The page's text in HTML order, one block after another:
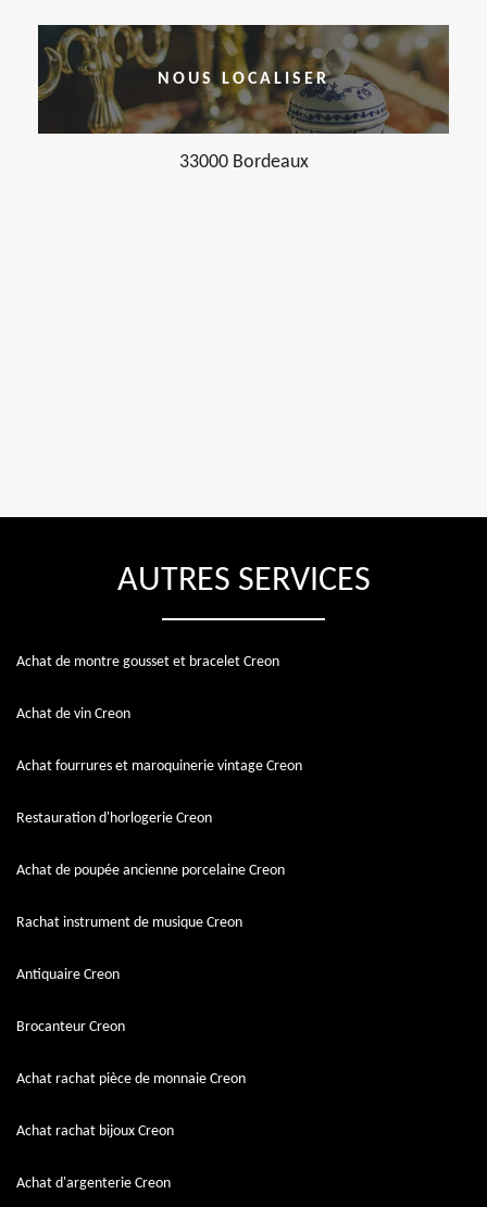
NOUS LOCALISER
33000 Bordeaux
AUTRES SERVICES
Achat de montre gousset et bracelet Creon
Achat de vin Creon
Achat fourrures et maroquinerie vintage Creon
Restauration d'horlogerie Creon
Achat de poupée ancienne porcelaine Creon
Rachat instrument de musique Creon
Antiquaire Creon
Brocanteur Creon
Achat rachat pièce de monnaie Creon
Achat rachat bijoux Creon
Achat d'argenterie Creon